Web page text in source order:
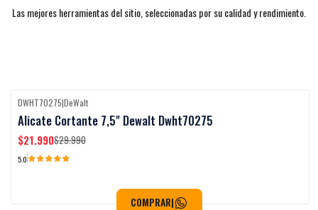
Las mejores herramientas del sitio, seleccionadas por su calidad y rendimiento.
-27%OFF
DWHT70275|DeWalt
Alicate Cortante 7,5" Dewalt Dwht70275
$21.990$29.990
5.0
COMPRAR|